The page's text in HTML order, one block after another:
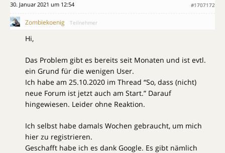
30. Januar 2021 um 12:54 #1707172
Zombiekoenig Teilnehmer
Hi,
Das Problem gibt es bereits seit Monaten und ist evtl.
ein Grund für die wenigen User.
Ich habe am 25.10.2020 im Thread “So, dass (nicht)
neue Forum ist jetzt auch am Start.” Darauf
hingewiesen. Leider ohne Reaktion.
Ich selbst habe damals Wochen gebraucht, um mich
hier zu registrieren.
Geschafft habe ich es dank Google. Es gibt nämlich